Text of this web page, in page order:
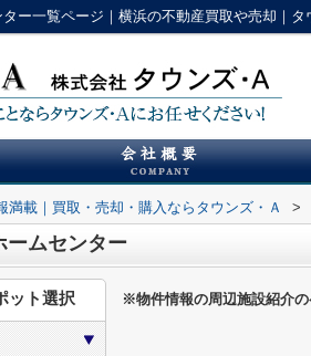
ー一覧ページ｜横浜の不動産買取や売却｜タ
満載｜買取・売却・購入ならタウンズ・Ａ >
ームセンター
※物件情報の周辺施設紹介の
ット選択